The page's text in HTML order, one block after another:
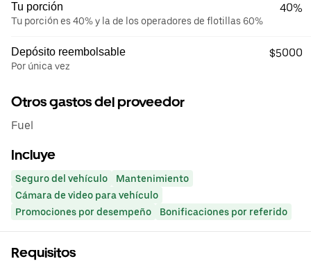
Tu porción
Tu porción es 40% y la de los operadores de flotillas 60%
40%
Depósito reembolsable
Por única vez
$5000
Otros gastos del proveedor
Fuel
Incluye
Seguro del vehículo
Mantenimiento
Cámara de video para vehículo
Promociones por desempeño
Bonificaciones por referido
Requisitos